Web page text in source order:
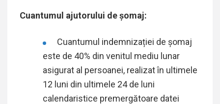
Cuantumul ajutorului de şomaj:
Cuantumul indemnizației de șomaj
este de 40% din venitul mediu lunar
asigurat al persoanei, realizat în ultimele
12 luni din ultimele 24 de luni
calendaristice premergătoare datei